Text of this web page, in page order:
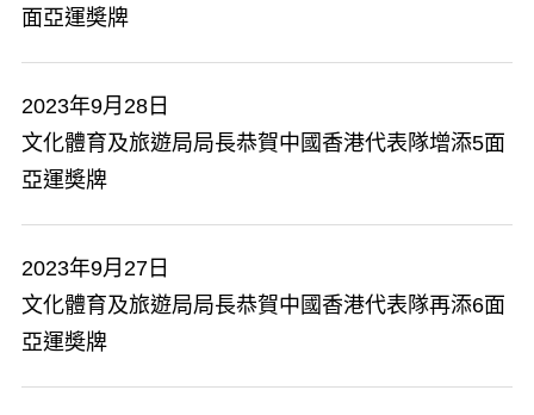
面亞運奬牌
2023年9月28日
文化體育及旅遊局局長恭賀中國香港代表隊增添5面
亞運奬牌
2023年9月27日
文化體育及旅遊局局長恭賀中國香港代表隊再添6面
亞運奬牌